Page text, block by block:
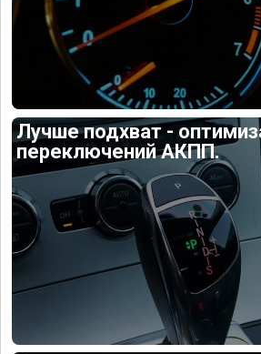
Лучше подхват -
переключений АКПП.